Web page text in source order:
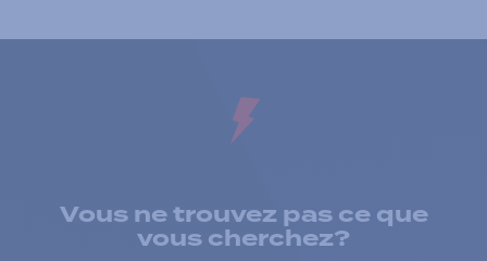
Vous ne trouvez pas ce que
vous cherchez?